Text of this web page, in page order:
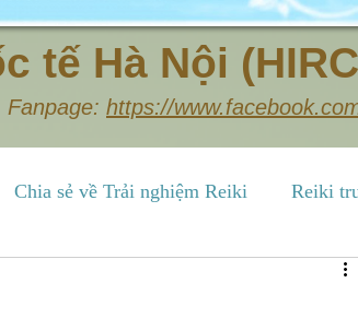
tế Hà Nội
https://
Chia sẻ về Trải nghiệm Reiki Reiki
Chia sẻ